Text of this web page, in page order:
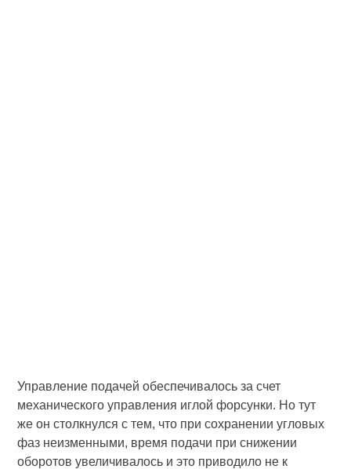
Управление подачей обеспечивалось за счет
механического управления иглой форсунки. Но тут
же он столкнулся с тем, что при сохранении угловых
фаз неизменными, время подачи при снижении
оборотов увеличивалось и это приводило не к